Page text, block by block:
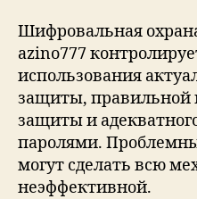
Шифровальная
azino777
использования
защиты, правильной
защиты и
паролями.
могут сделать всю
неэффективной.